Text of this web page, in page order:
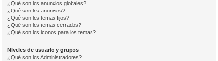
¿Qué son los anuncios globales?
¿Qué son los anuncios?
¿Qué son los temas fijos?
¿Qué son los temas cerrados?
¿Qué son los iconos para los temas?
Niveles de usuario y grupos
¿Qué son los Administradores?